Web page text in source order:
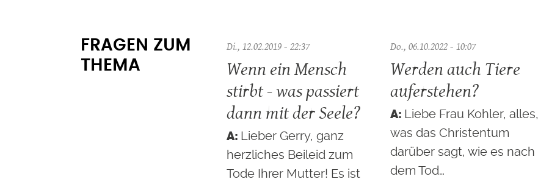
FRAGEN ZUM
THEMA
Di., 12.02.2019 - 22:37
Wenn ein Mensch
stirbt - was passiert
dann mit der Seele?
Lieber Gerry, ganz
herzliches Beileid zum
Tode Ihrer Mutter! Es ist
Do., 06.10.2022 - 10:07
Werden auch Tiere
auferstehen?
Liebe Frau Kohler, alles,
was das Christentum
darüber sagt, wie es nach
dem Tod…